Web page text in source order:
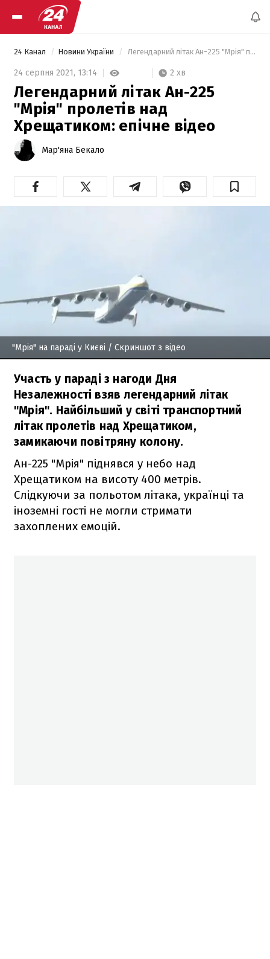
24 Канал Новини України Легендарний літак Ан-225 "Мрія" пролетів над Хрещатиком: епічне відео
24 серпня 2021, 13:14 2 хв
Легендарний літак Ан-225
"Мрія" пролетів над
Хрещатиком: епічне відео
Мар'яна Бекало
"Мрія" на параді у Києві / Скриншот з відео
Участь у параді з нагоди Дня
Незалежності взяв легендарний літак
"Мрія". Найбільший у світі транспортний
літак пролетів над Хрещатиком,
замикаючи повітряну колону.
Ан-225 "Мрія" піднявся у небо над
Хрещатиком на висоту 400 метрів.
Слідкуючи за польотом літака, українці та
іноземні гості не могли стримати
захоплених емоцій.